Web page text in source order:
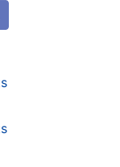
курса